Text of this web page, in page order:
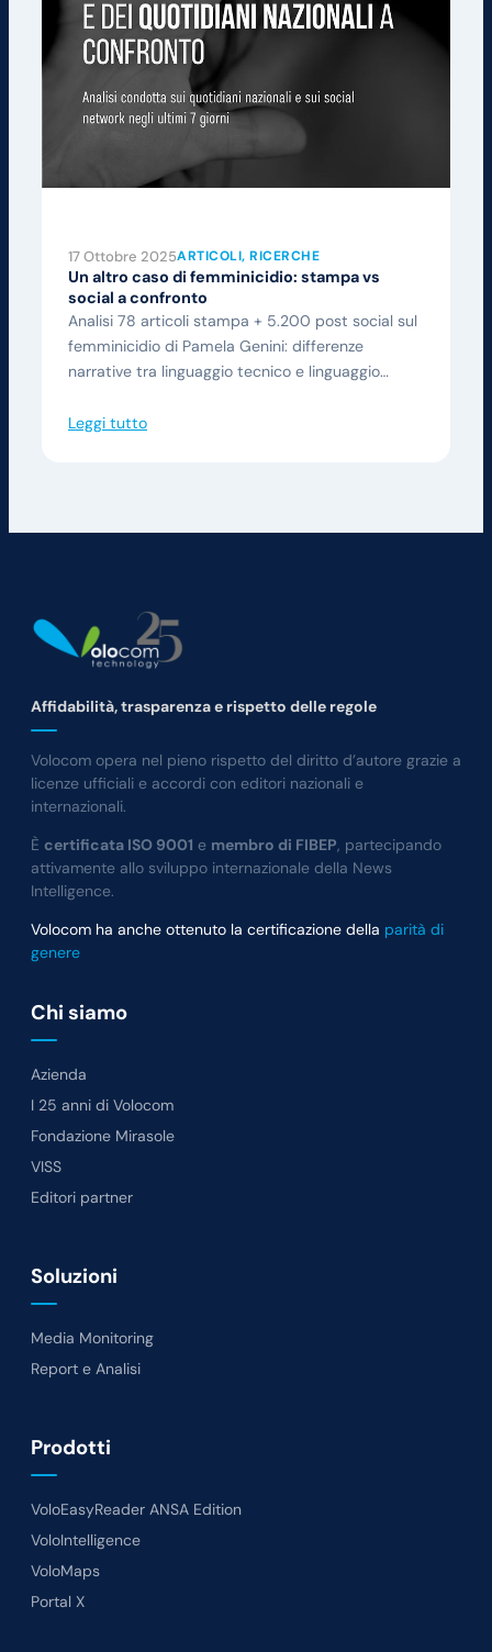
17 Ottobre 2025ARTICOLI, RICERCHE
Un altro caso di femminicidio: stampa vs
social a confronto
Analisi 78 articoli stampa + 5.200 post social sul
femminicidio di Pamela Genini: differenze
narrative tra linguaggio tecnico e linguaggio…
Leggi tutto
Affidabilità, trasparenza e rispetto delle regole
Volocom opera nel pieno rispetto del diritto d’autore grazie a
licenze ufficiali e accordi con editori nazionali e
internazionali.
È certificata ISO 9001 e membro di FIBEP, partecipando
attivamente allo sviluppo internazionale della News
Intelligence.
Volocom ha anche ottenuto la certificazione della parità di
genere
Chi siamo
Azienda
I 25 anni di Volocom
Fondazione Mirasole
VISS
Editori partner
Soluzioni
Media Monitoring
Report e Analisi
Prodotti
VoloEasyReader ANSA Edition
VoloIntelligence
VoloMaps
Portal X